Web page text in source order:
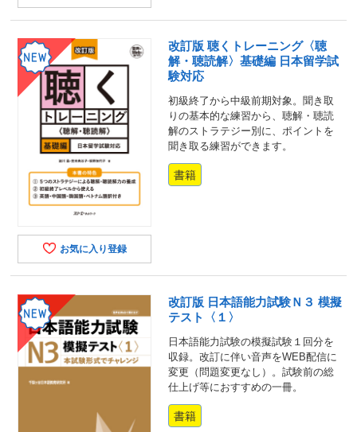
お気に入り登録
改訂版 聴くトレーニング〈聴
解・聴読解〉基礎編 日本留学試
験対応
初級終了から中級前期対象。聞き取
りの基本的な練習から、聴解・聴読
解のストラテジー別に、ポイントを
聞き取る練習ができます。
書籍
改訂版 日本語能力試験Ｎ３ 模擬
テスト〈１〉
日本語能力試験の模擬試験１回分を
収録。改訂に伴い音声をWEB配信に
変更（問題変更なし）。試験前の総
仕上げ等におすすめの一冊。
書籍